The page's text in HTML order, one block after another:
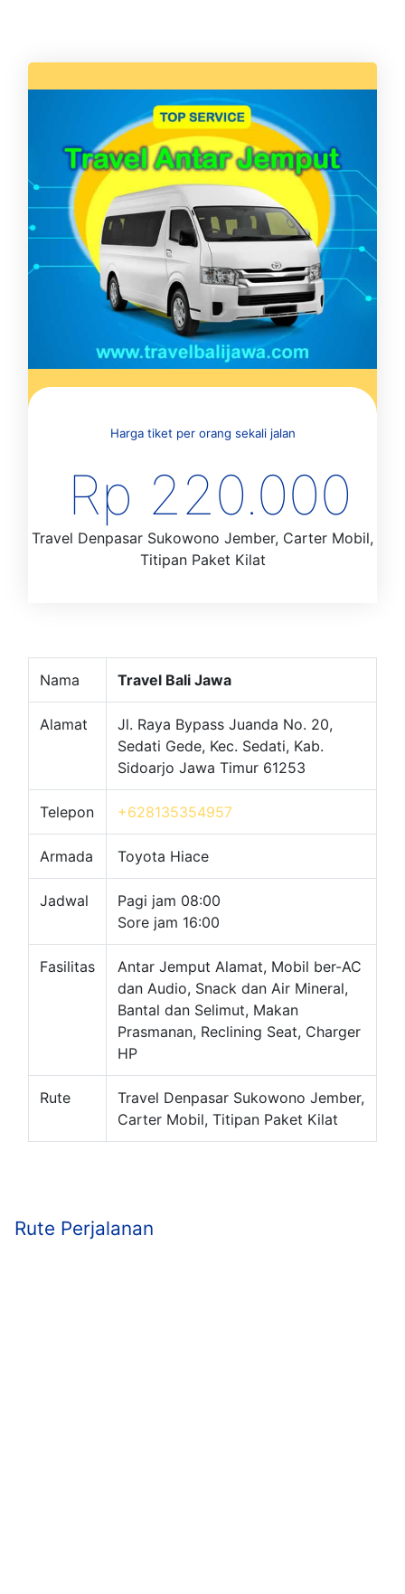
Harga tiket per orang sekali jalan
Rp 220.000
Travel Denpasar Sukowono Jember, Carter Mobil,
Titipan Paket Kilat
Nama Travel Bali Jawa
Alamat
Jl. Raya Bypass Juanda No. 20,
Sedati Gede, Kec. Sedati, Kab.
Sidoarjo Jawa Timur 61253
Telepon +628135354957
Armada Toyota Hiace
Jadwal
Pagi jam 08:00
Sore jam 16:00
Fasilitas
Antar Jemput Alamat, Mobil ber-AC
dan Audio, Snack dan Air Mineral,
Bantal dan Selimut, Makan
Prasmanan, Reclining Seat, Charger
HP
Rute
Travel Denpasar Sukowono Jember,
Carter Mobil, Titipan Paket Kilat
Rute Perjalanan